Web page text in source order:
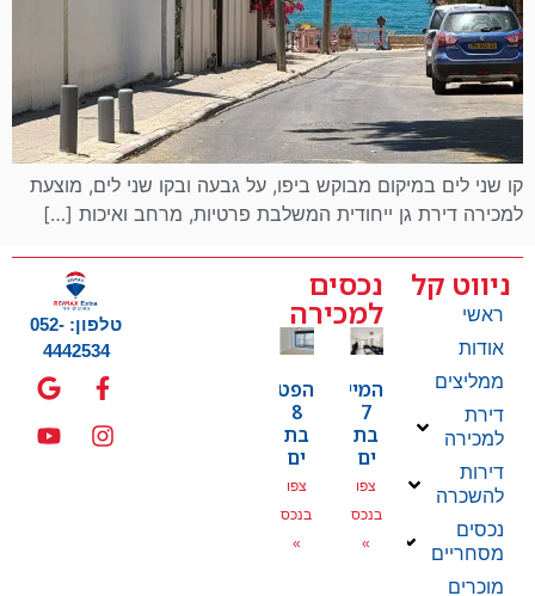
קו שני לים במיקום מבוקש ביפו, על גבעה ובקו שני לים, מוצעת
למכירה דירת גן ייחודית המשלבת פרטיות, מרחב ואיכות […]
ניווט קל
ראשי
אודות
ממליצים
דירת
למכירה
דירות
להשכרה
נכסים
מסחריים
מוכרים
נכסים
למכירה
המייסדים
7
בת
ים
צפו
בנכס
»
הפטמן
8
בת
ים
צפו
בנכס
»
טלפון: 052-
4442534